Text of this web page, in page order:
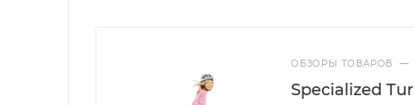
ОБЗОРЫ ТОВАРОВ —
Specialized